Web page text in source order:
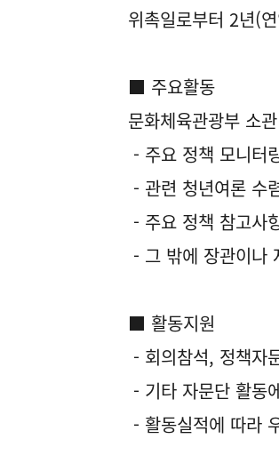
위촉일로부터 2년(
■ 주요활동
문화체육관광부 소관
- 주요 정책 모니터
- 관련 청년여론 수
- 주요 정책 참고사
- 그 밖에 장관이나
■ 활동지원
- 회의참석, 정책자
- 기타 자문단 활동
- 활동실적에 따라